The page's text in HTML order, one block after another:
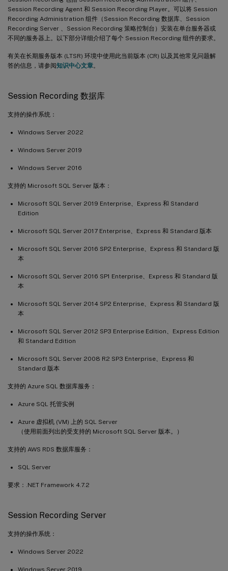
Session Recording Agent 和 Session Recording Player。可以将 Session
Recording Administration 组件（Session Recording 数据库、Session
Recording Server 、Session Recording 策略控制台）安装在单台服务器或
不同的服务器上。以下部分详细介绍了每个 Session Recording 组件的要求。
有关在长期服务版本 (LTSR) 环境中使用此当前版本 (CR) 以及其他常见问题解
答的信息，请参阅知识中心文章。
Session Recording 数据库
支持的操作系统：
Windows Server 2022
Windows Server 2019
Windows Server 2016
支持的 Microsoft SQL Server 版本：
Microsoft SQL Server 2019 Enterprise、Express 和 Standard
Edition
Microsoft SQL Server 2017 Enterprise、Express 和 Standard 版本
Microsoft SQL Server 2016 SP2 Enterprise、Express 和 Standard 版
本
Microsoft SQL Server 2016 SP1 Enterprise、Express 和 Standard 版
本
Microsoft SQL Server 2014 SP2 Enterprise、Express 和 Standard 版
本
Microsoft SQL Server 2012 SP3 Enterprise Edition、Express Edition
和 Standard Edition
Microsoft SQL Server 2008 R2 SP3 Enterprise、Express 和
Standard 版本
支持的 Azure SQL 数据库服务：
Azure SQL 托管实例
Azure 虚拟机 (VM) 上的 SQL Server
（使用前面列出的受支持的 Microsoft SQL Server 版本。）
支持的 AWS RDS 数据库服务：
SQL Server
要求：.NET Framework 4.7.2
Session Recording Server
支持的操作系统：
Windows Server 2022
Windows Server 2019